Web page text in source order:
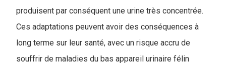
produisent par conséquent une urine très concentrée.
Ces adaptations peuvent avoir des conséquences à
long terme sur leur santé, avec un risque accru de
souffrir de maladies du bas appareil urinaire félin